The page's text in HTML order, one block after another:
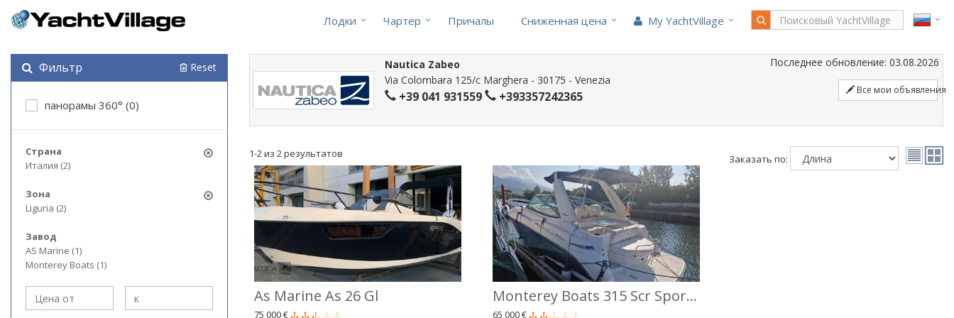
Лодки Чартер Причалы Cниженная цена My YachtVillage
Фильтр Reset
панорамы 360° (0)
Страна
Италия (2)
Зона
Liguria (2)
Завод
AS Marine (1)
Monterey Boats (1)
Nautica Zabeo
Via Colombara 125/c Marghera - 30175 - Venezia
+39 041 931559 +393357242365 Все мои объявления
Последнее обновление: 03.08.2026
1-2 из 2 результатов Заказать по:
As Marine As 26 Gl
75 000 €
Monterey Boats 315 Scr Sport Cruiser
65 000 €